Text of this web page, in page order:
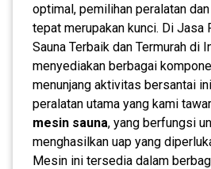
optimal, pemilihan peralatan
tepat merupakan kunci. Di Jasa
Sauna Terbaik dan Termurah di
menyediakan berbagai
menunjang aktivitas bersantai
peralatan utama yang kami
mesin sauna, yang berfungsi
menghasilkan uap yang
Mesin ini tersedia dalam